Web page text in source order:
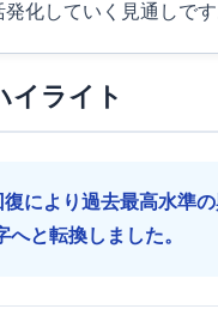
発化していく見通しです
イライト
により過去最高水準
と転換しました。